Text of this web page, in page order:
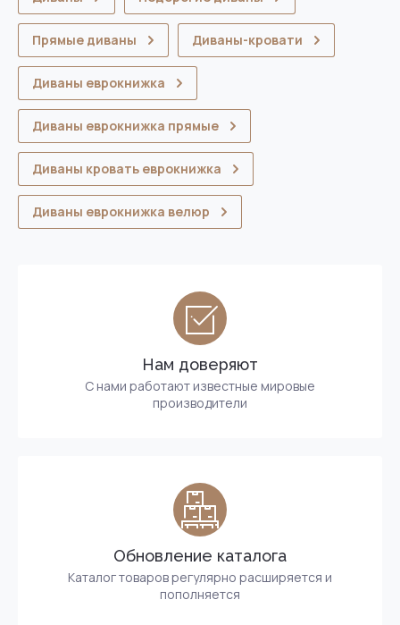
Прямые диваны Диваны-кровати
Диваны еврокнижка
Диваны еврокнижка прямые
Диваны кровать еврокнижка
Диваны еврокнижка велюр
Нам доверяют
С нами работают известные мировые
производители
Обновление каталога
Каталог товаров регулярно расширяется и
пополняется